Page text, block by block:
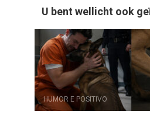
U bent wellicht ook
HUMOR E POSITIVO